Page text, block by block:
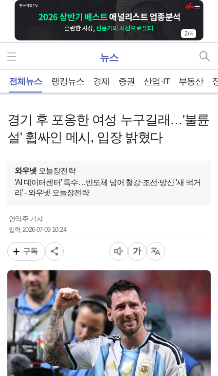
2/4
뉴스
전체뉴스 랭킹뉴스 경제 증권 산업·IT 부동산
경기 후 포옹한 여성 누구길래…'불륜
설' 휩싸인 메시, 입장 밝혔다
와우넷 오늘장전략
'AI 데이터센터' 특수…반도체 넘어 철강·조선·방산 '새 먹거
리' - 와우넷 오늘장전략
안익주 기자
입력2026-07-09 10:24
구독